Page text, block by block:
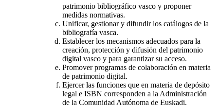
patrimonio bibliográfico vasco y proponer
medidas normativas.
Unificar, gestionar y difundir los catálogos de la
bibliografía vasca.
Establecer los mecanismos adecuados para la
creación, protección y difusión del patrimonio
digital vasco y para garantizar su acceso.
Promover programas de colaboración en materia
de patrimonio digital.
Ejercer las funciones que en materia de depósito
legal e ISBN corresponden a la Administración
de la Comunidad Autónoma de Euskadi.